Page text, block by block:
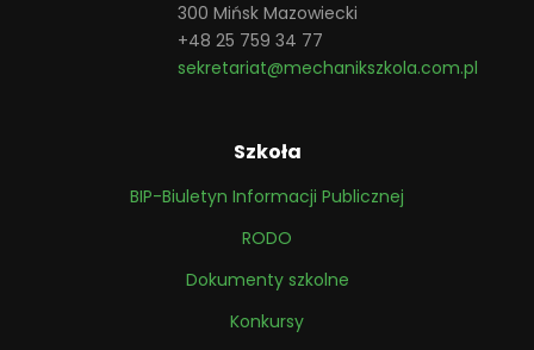
300 Mińsk Mazowiecki
+48 25 759 34 77
sekretariat@mechanikszkola.com.pl
Szkoła
BIP-Biuletyn Informacji Publicznej
RODO
Dokumenty szkolne
Konkursy